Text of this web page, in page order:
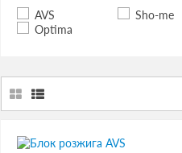
AVS
Sho-me
Optima